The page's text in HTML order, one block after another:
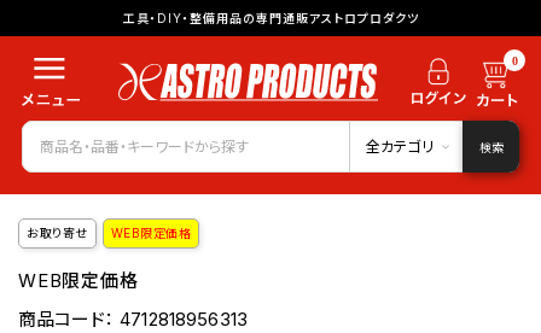
工具・DIY・整備用品の専門通販アストロプロダクツ
0
全カテゴリ 検索
お取り寄せ WEB限定価格
WEB限定価格
商品コード：4712818956313